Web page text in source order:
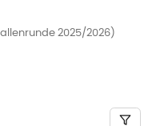
2025/2026)